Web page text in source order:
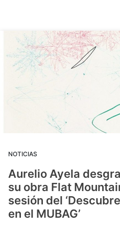
NOTICIAS
Aurelio Ayela
su obra Flat
sesión del
en el MUBAG’